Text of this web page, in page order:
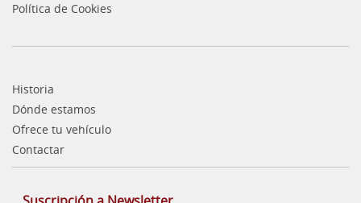
Política de Cookies
Historia
Dónde estamos
Ofrece tu vehículo
Contactar